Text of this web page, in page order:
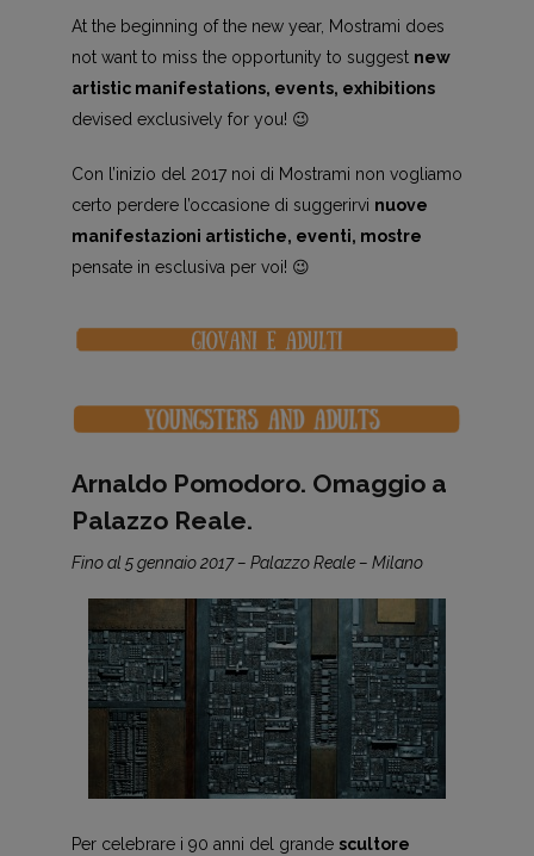
At the beginning of the new year, Mostrami does
not want to miss the opportunity to suggest new
artistic manifestations, events, exhibitions
devised exclusively for you! 😉
Con l’inizio del 2017 noi di Mostrami non vogliamo
certo perdere l’occasione di suggerirvi nuove
manifestazioni artistiche, eventi, mostre
pensate in esclusiva per voi! 😉
Arnaldo Pomodoro. Omaggio a
Palazzo Reale.
Fino al 5 gennaio 2017 – Palazzo Reale – Milano
Per celebrare i 90 anni del grande scultore